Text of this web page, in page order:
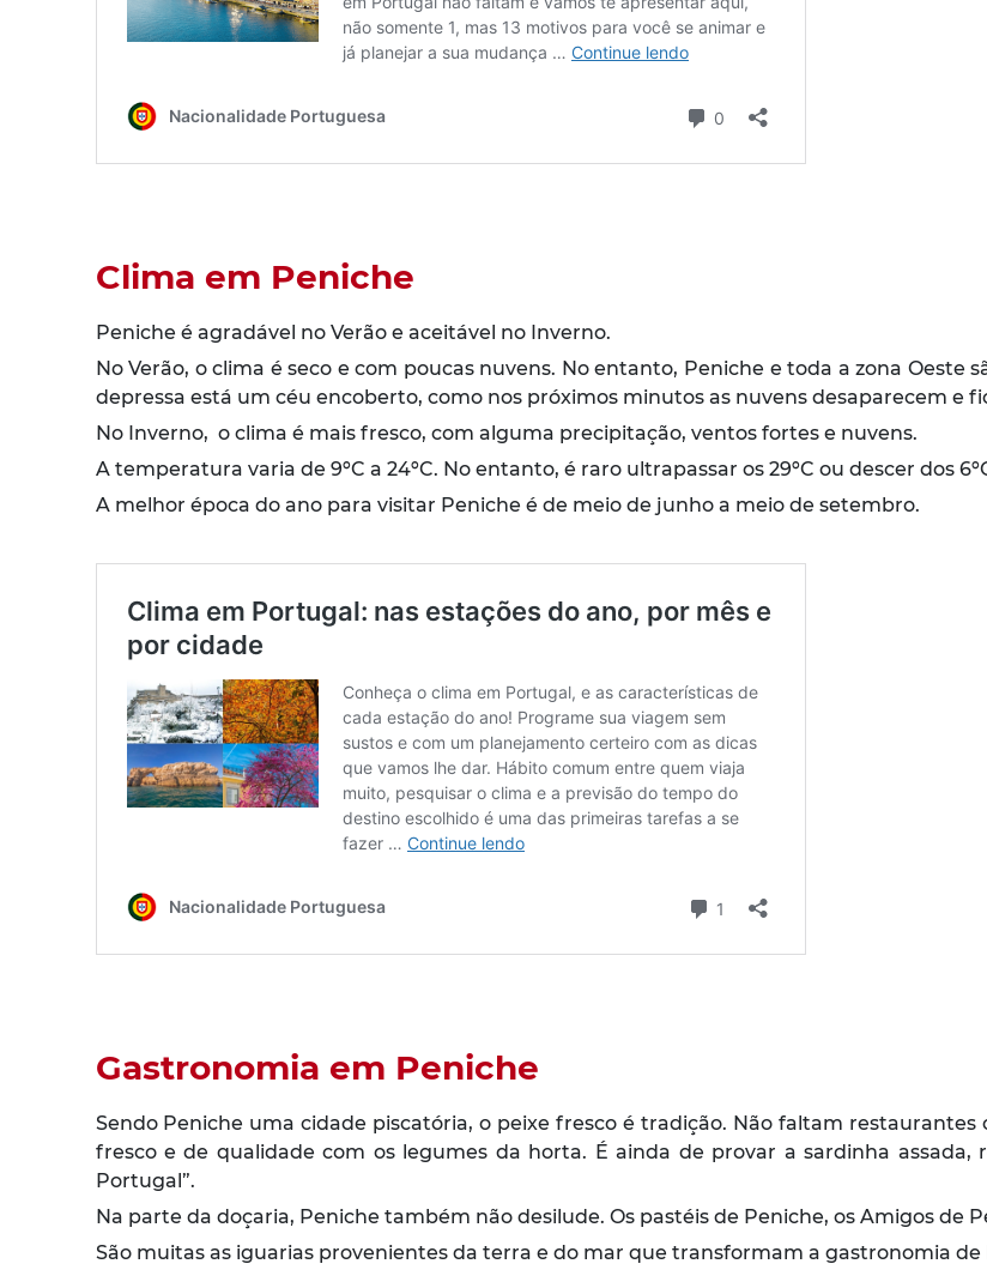
Clima em Peniche
Peniche é agradável no Verão e aceitável no Inverno.
No Verão, o clima é seco e com poucas nuvens. No entanto, Peniche e toda a zona Oeste
depressa está um céu encoberto, como nos próximos minutos as nuvens desaparecem e
No Inverno, o clima é mais fresco, com alguma precipitação, ventos fortes e nuvens.
A temperatura varia de 9ºC a 24ºC. No entanto, é raro ultrapassar os 29ºC ou descer dos
A melhor época do ano para visitar Peniche é de meio de junho a meio de setembro.
Gastronomia em Peniche
Sendo Peniche uma cidade piscatória, o peixe fresco é tradição. Não faltam
fresco e de qualidade com os legumes da horta. É ainda de provar a sardinha
Portugal”.
Na parte da doçaria, Peniche também não desilude. Os pastéis de Peniche, os Amigos de
São muitas as iguarias provenientes da terra e do mar que transformam a gastronomia